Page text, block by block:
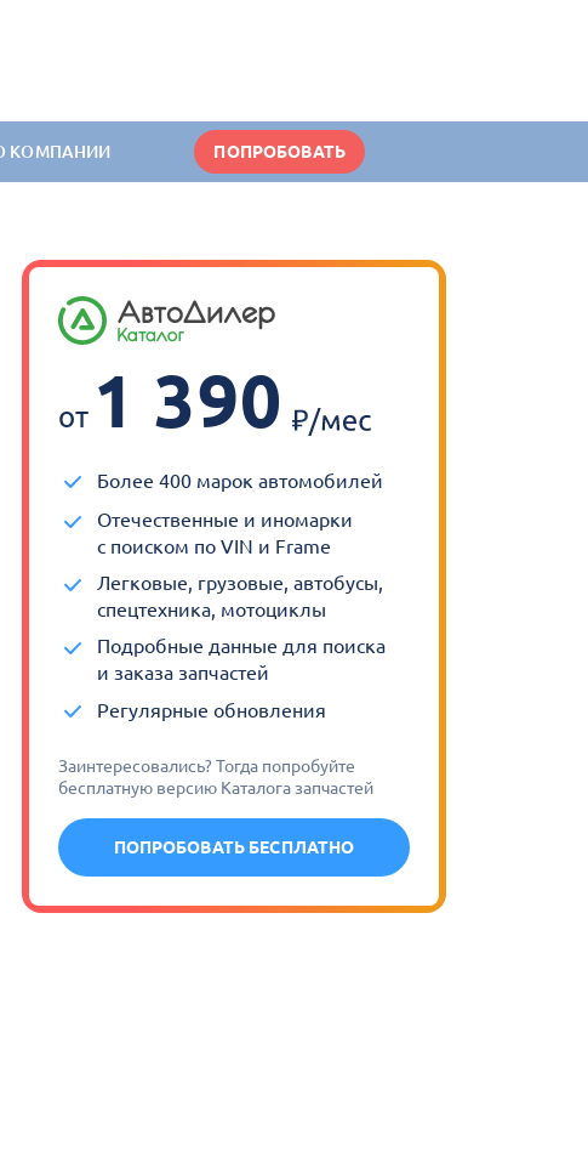
КОМПАНИИ ПОПРОБОВАТЬ
от 1 390
Более 400 марок автомобилей
Отечественные и иномарки
с поиском по VIN и Frame
Легковые, грузовые, автобусы,
спецтехника, мотоциклы
Подробные данные для поиска
и заказа запчастей
Регулярные обновления
Заинтересовались? Тогда попробуйте
бесплатную версию Каталога запчастей
ПОПРОБОВАТЬ БЕСПЛАТНО